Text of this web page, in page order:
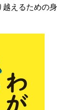
越えるための身